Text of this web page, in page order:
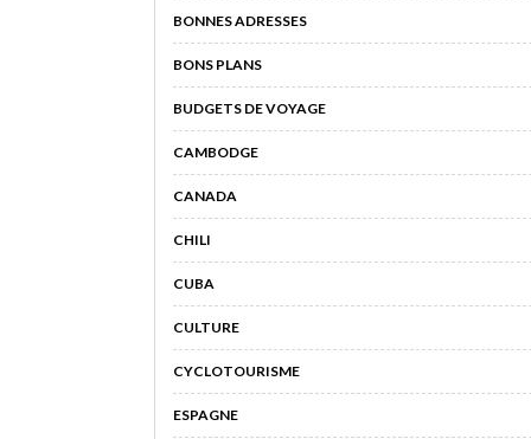
BONNES ADRESSES
BONS PLANS
BUDGETS DE VOYAGE
CAMBODGE
CANADA
CHILI
CUBA
CULTURE
CYCLOTOURISME
ESPAGNE